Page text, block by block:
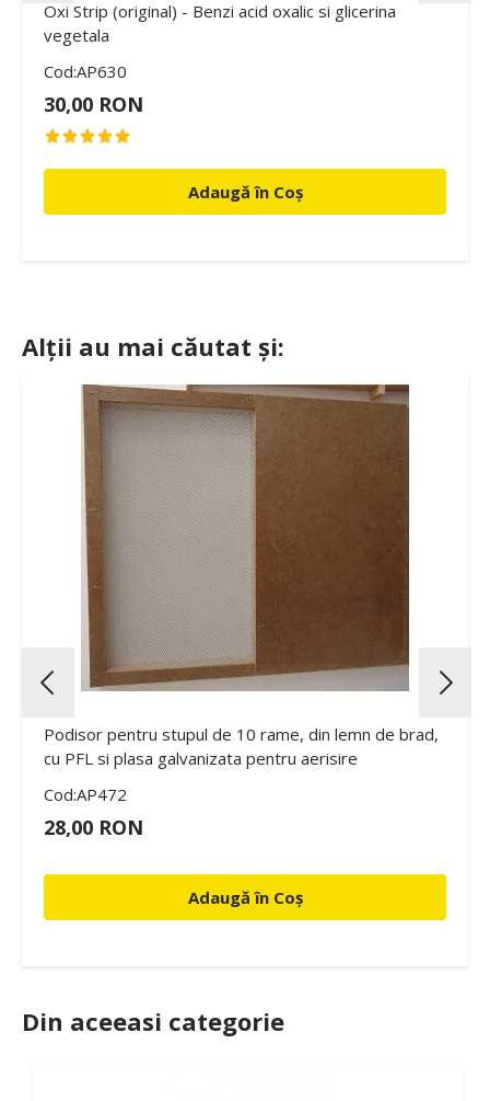
Oxi Strip (original) - Benzi acid oxalic si glicerina
vegetala
Cod:AP630
30,00 RON
Adaugă în Coș
Alții au mai căutat și:
Podisor pentru stupul de 10 rame, din lemn de brad,
cu PFL si plasa galvanizata pentru aerisire
Cod:AP472
28,00 RON
Adaugă în Coș
Din aceeasi categorie